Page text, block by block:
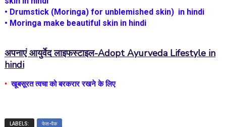
• Drumstick (Moringa) for unblemished skin) in hindi
• Moringa make beautiful skin in hindi
अपनाएं आयुर्वेद लाइफस्टाइल-Adopt Ayurveda Lifestyle in
hindi
• खूबसूरत त्वचा को बरकरार रखने के लिए
LABELS: फेस-पैक